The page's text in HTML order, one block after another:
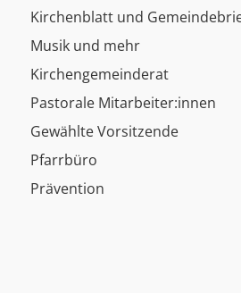
Kirchenblatt und
Musik und mehr
Kirchengemeinderat
Pastorale Mitarbeiter:innen
Gewählte Vorsitzende
Pfarrbüro
Prävention